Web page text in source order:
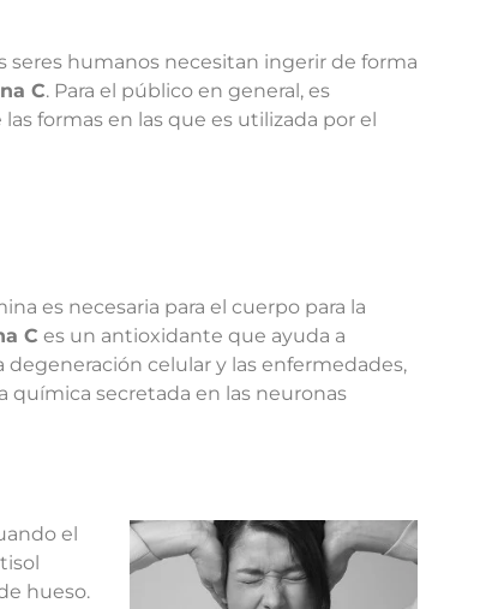
seres humanos necesitan ingerir de forma
C. Para el público en general, es
formas en las que es utilizada por el
es necesaria para el cuerpo para la
C es un antioxidante que ayuda a
celular y las enfermedades,
química secretada en las neuronas
el
hueso.